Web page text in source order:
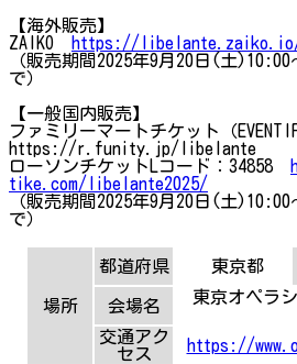
【海外販売】
ZAIKO
https://
（販売期間2025年9月20日(土
で）
【一般国内販売】
ファミリーマートチケット（
https://r.funity.jp/libelante
ローソンチケットLコード：34858
tike.com/libelante2025/
（販売期間2025年9月20日(土
で）
場所
都道府県 東京都
会場名
東京オペラ
交通アク
セス
https://